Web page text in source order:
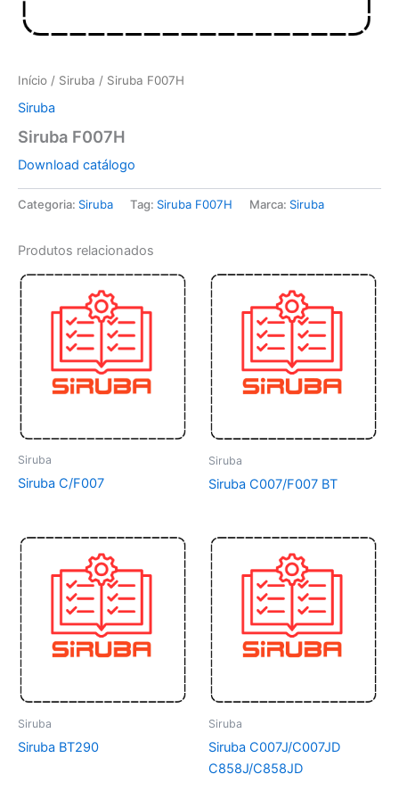
Início / Siruba / Siruba F007H
Siruba
Siruba F007H
Download catálogo
Categoria: Siruba Tag: Siruba F007H Marca: Siruba
Produtos relacionados
Siruba
Siruba C/F007
Siruba
Siruba C007/F007 BT
Siruba
Siruba BT290
Siruba
Siruba C007J/C007JD
C858J/C858JD